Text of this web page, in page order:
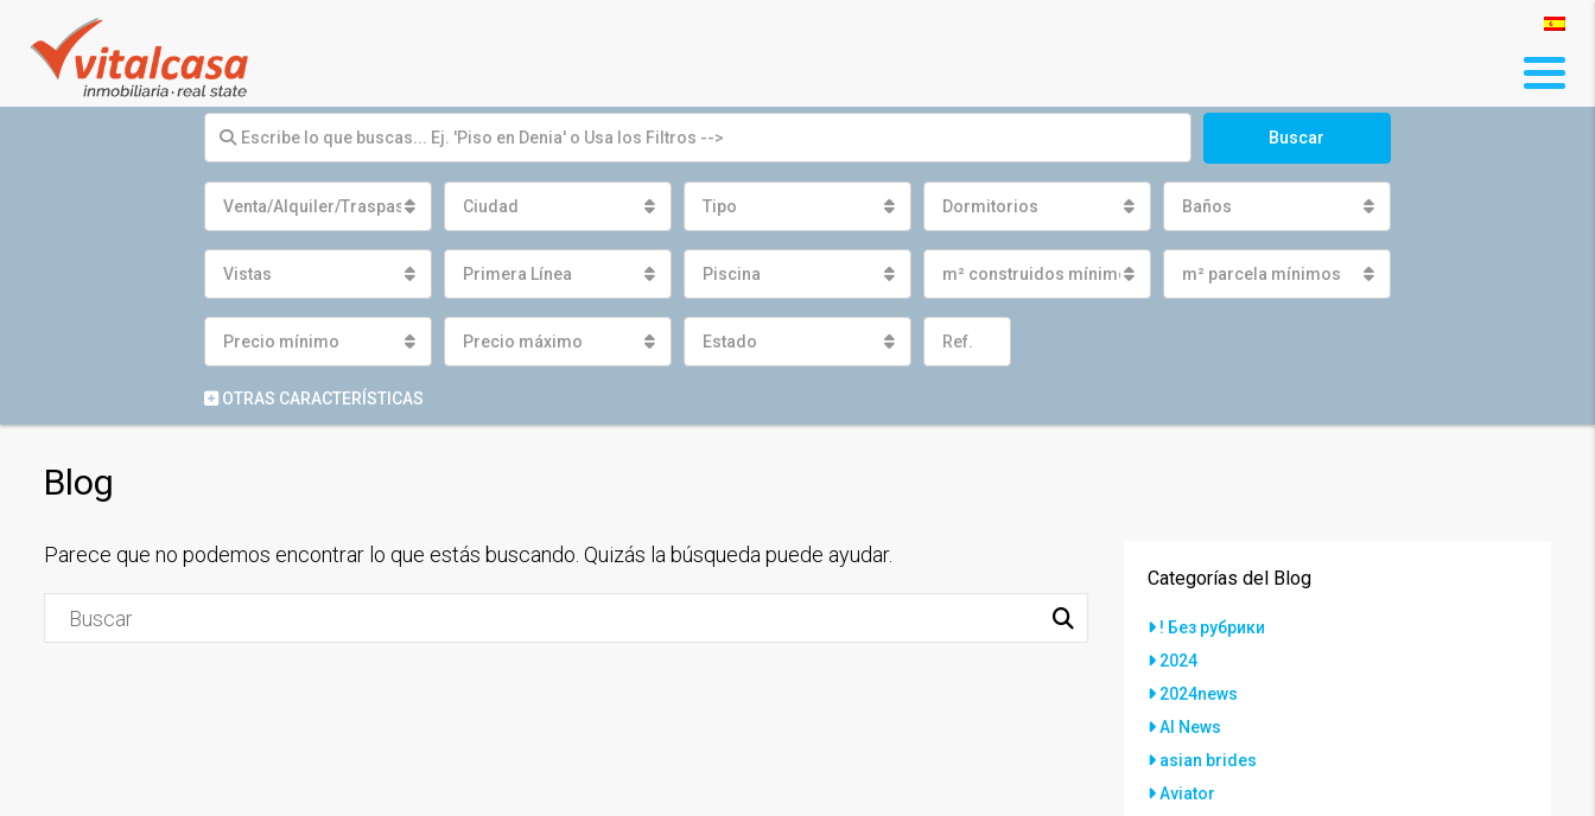
Buscar
Venta/Alquiler/Traspaso Ciudad Tipo Dormitorios Baños
Vistas Primera Línea Piscina m² construidos mínimos m² parcela mínimos
Precio mínimo Precio máximo Estado
OTRAS CARACTERÍSTICAS
Blog
Parece que no podemos encontrar lo que estás buscando. Quizás la búsqueda puede ayudar.
Categorías del Blog
! Без рубрики
2024
2024news
AI News
asian brides
Aviator